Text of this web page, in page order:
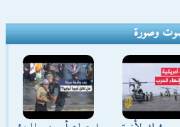
وصورة